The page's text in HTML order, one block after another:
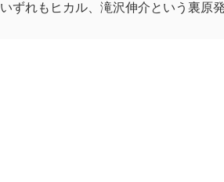
いずれもヒカル、滝沢伸介という裏原